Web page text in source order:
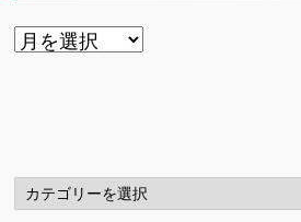
ア
カ
テ